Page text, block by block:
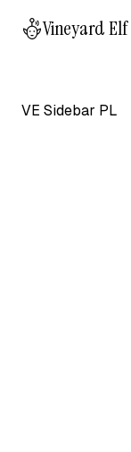
Vineyard Elf
VE Sidebar PL